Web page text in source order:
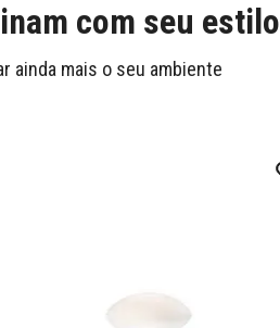
com seu estilo
ainda mais o seu ambiente